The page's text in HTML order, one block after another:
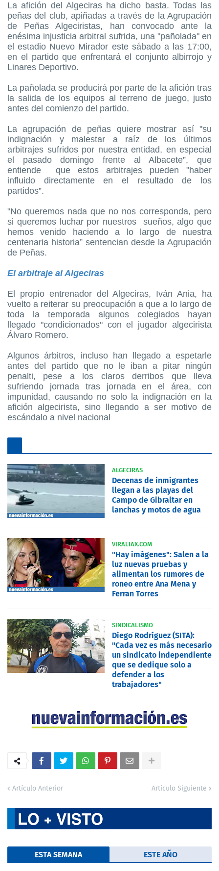
La afición del Algeciras ha dicho basta. Todas las
peñas del club, apiñadas a través de la Agrupación
de Peñas Algeciristas, han convocado ante la
enésima injusticia arbitral sufrida, una "pañolada" en
el estadio Nuevo Mirador este sábado a las 17:00,
en el partido que enfrentará el conjunto albirrojo y
Linares Deportivo.
La pañolada se producirá por parte de la afición tras
la salida de los equipos al terreno de juego, justo
antes del comienzo del partido.
La agrupación de peñas quiere mostrar así "su
indignación y malestar a raíz de los últimos
arbitrajes sufridos por nuestra entidad, en especial
el pasado domingo frente al Albacete”, que
entiende
que estos arbitrajes pueden "haber
influido directamente en el resultado de los
partidos”.
"No queremos nada que no nos corresponda, pero
si queremos luchar por nuestros
sueños, algo que
hemos venido haciendo a lo largo de nuestra
centenaria historia” sentencian desde la Agrupación
de Peñas.
El arbitraje al Algeciras
El propio entrenador del Algeciras, Iván Ania, ha
vuelto a reiterar su preocupación a que a lo largo de
toda la temporada algunos colegiados hayan
llegado "condicionados" con el jugador algecirista
Álvaro Romero.
Algunos árbitros, incluso han llegado a espetarle
antes del partido que no le iban a pitar ningún
penalti, pese a los claros derribos que lleva
sufriendo jornada tras jornada en el área, con
impunidad, causando no solo la indignación en la
afición algecirista, sino llegando a ser motivo de
escándalo a nivel nacional
ALGECIRAS
Decenas de inmigrantes
llegan a las playas del
Campo de Gibraltar en
lanchas y motos de agua
VIRALIAX.COM
"Hay imágenes": Salen a la
luz nuevas pruebas y
alimentan los rumores de
roneo entre Ana Mena y
Ferran Torres
SINDICALISMO
Diego Rodríguez (SITA):
"Cada vez es más necesario
un sindicato independiente
que se dedique solo a
defender a los
trabajadores"
Artículo Anterior Artículo Siguiente
ESTA SEMANA ESTE AÑO